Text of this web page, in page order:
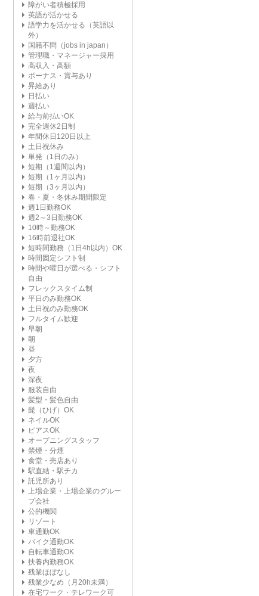
障がい者積極採用
英語が活かせる
語学力を活かせる（英語以
外）
国籍不問（jobs in japan）
管理職・マネージャー採用
高収入・高額
ボーナス・賞与あり
昇給あり
日払い
週払い
給与前払いOK
完全週休2日制
年間休日120日以上
土日祝休み
単発（1日のみ）
短期（1週間以内）
短期（1ヶ月以内）
短期（3ヶ月以内）
春・夏・冬休み期間限定
週1日勤務OK
週2～3日勤務OK
10時～勤務OK
16時前退社OK
短時間勤務（1日4h以内）OK
時間固定シフト制
時間や曜日が選べる・シフト
自由
フレックスタイム制
平日のみ勤務OK
土日祝のみ勤務OK
フルタイム歓迎
早朝
朝
昼
夕方
夜
深夜
服装自由
髪型・髪色自由
髭（ひげ）OK
ネイルOK
ピアスOK
オープニングスタッフ
禁煙・分煙
食堂・売店あり
駅直結・駅チカ
託児所あり
上場企業・上場企業のグルー
プ会社
公的機関
リゾート
車通勤OK
バイク通勤OK
自転車通勤OK
扶養内勤務OK
残業ほぼなし
残業少なめ（月20h未満）
在宅ワーク・テレワーク可